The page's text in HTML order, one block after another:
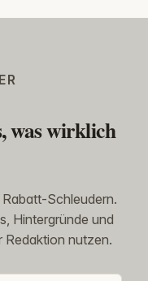
was wirklich
Schleudern.
Hintergründe und
Redaktion nutzen.